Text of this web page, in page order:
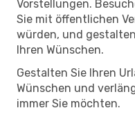
Vorstellungen.
Sie mit öffentlichen
würden, und
Ihren Wünschen.
Gestalten Sie Ihren
Wünschen und
immer Sie möchten.